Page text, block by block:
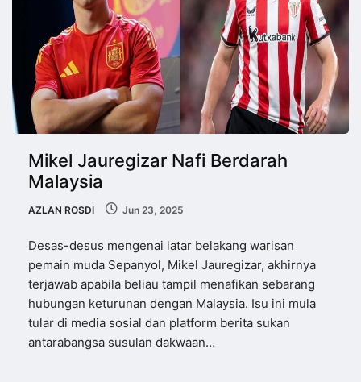
Mikel Jauregizar Nafi Berdarah
Malaysia
AZLAN ROSDI Jun 23, 2025
Desas-desus mengenai latar belakang warisan
pemain muda Sepanyol, Mikel Jauregizar, akhirnya
terjawab apabila beliau tampil menafikan sebarang
hubungan keturunan dengan Malaysia. Isu ini mula
tular di media sosial dan platform berita sukan
antarabangsa susulan dakwaan…